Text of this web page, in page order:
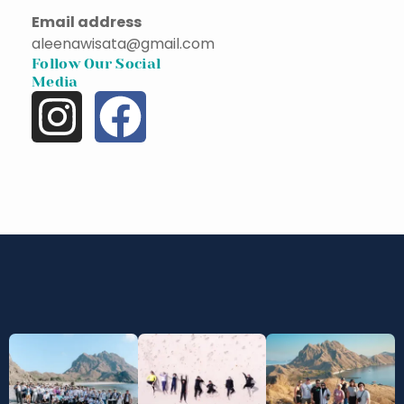
Email address
aleenawisata@gmail.com
Follow Our Social
Media